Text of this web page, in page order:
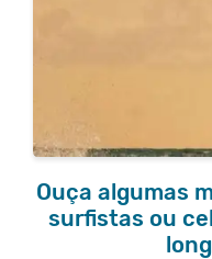
Ouça algumas
surfistas ou